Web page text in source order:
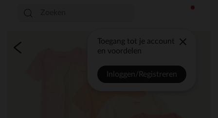
Toegang tot je account
en voordelen
Inloggen/Registreren